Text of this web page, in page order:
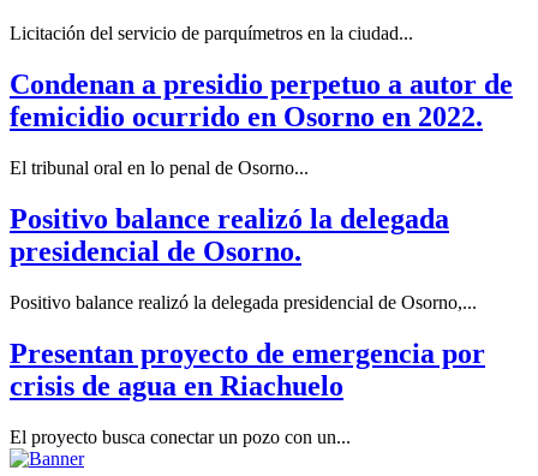
Licitación del servicio de parquímetros en la ciudad...
Condenan a presidio perpetuo a autor de
femicidio ocurrido en Osorno en 2022.
El tribunal oral en lo penal de Osorno...
Positivo balance realizó la delegada
presidencial de Osorno.
Positivo balance realizó la delegada presidencial de Osorno,...
Presentan proyecto de emergencia por
crisis de agua en Riachuelo
El proyecto busca conectar un pozo con un...